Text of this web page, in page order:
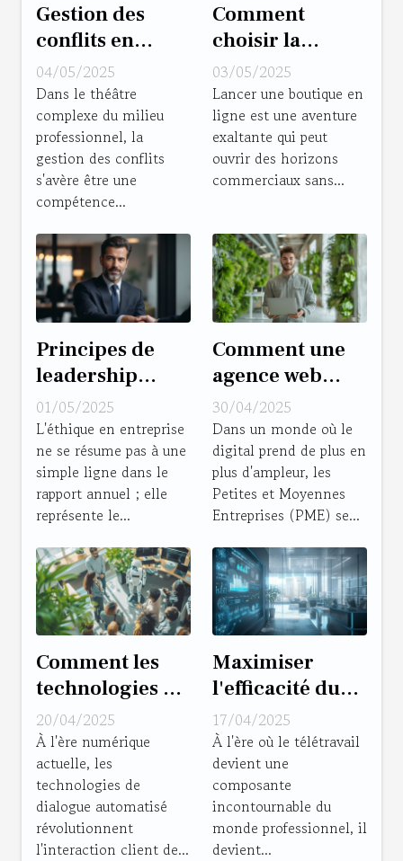
Gestion des
conflits en
milieu
professionnel
outils et
méthodes pour
managers
04/05/2025
Dans le théâtre
complexe du milieu
professionnel, la
gestion des conflits
s'avère être une
compétence...
Comment
choisir la
meilleure
plateforme
pour créer
votre boutique
en ligne
03/05/2025
Lancer une boutique en
ligne est une aventure
exaltante qui peut
ouvrir des horizons
commerciaux sans...
Principes de
leadership
éthique pour le
manager
moderne
développer une
culture
d'entreprise
responsable
01/05/2025
L'éthique en entreprise
ne se résume pas à une
simple ligne dans le
rapport annuel ; elle
représente le...
Comment une
agence web
peut
transformer la
digitalisation
des PME
30/04/2025
Dans un monde où le
digital prend de plus en
plus d'ampleur, les
Petites et Moyennes
Entreprises (PME) se...
Comment les
technologies de
dialogue
automatisé
transforment-
elles
l'interaction
client ?
20/04/2025
À l'ère numérique
actuelle, les
technologies de
dialogue automatisé
révolutionnent
l'interaction client de...
Maximiser
l'efficacité du
télétravail
stratégies
éprouvées pour
les managers
17/04/2025
À l'ère où le télétravail
devient une
composante
incontournable du
monde professionnel, il
devient...